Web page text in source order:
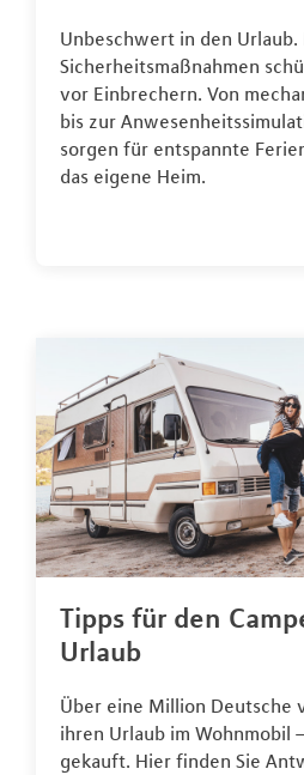
Unbeschwert in den
Sicherheitsmaßnahmen
vor Einbrechern. Von
bis zur
sorgen für entspannte
das eigene Heim.
Tipps für den
Urlaub
Über eine Million Deutsche
ihren Urlaub im Wohnmobil
gekauft. Hier finden Sie